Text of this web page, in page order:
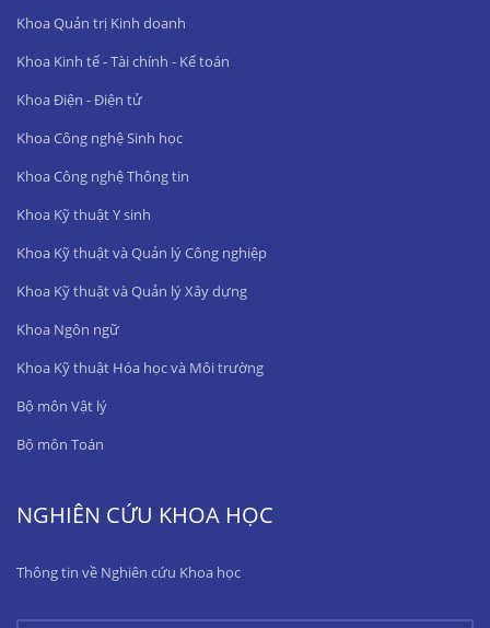
Khoa Quản trị Kinh doanh
Khoa Kinh tế - Tài chính - Kế toán
Khoa Điện - Điện tử
Khoa Công nghệ Sinh học
Khoa Công nghệ Thông tin
Khoa Kỹ thuật Y sinh
Khoa Kỹ thuật và Quản lý Công nghiệp
Khoa Kỹ thuật và Quản lý Xây dựng
Khoa Ngôn ngữ
Khoa Kỹ thuật Hóa học và Môi trường
Bộ môn Vật lý
Bộ môn Toán
NGHIÊN CỨU KHOA HỌC
Thông tin về Nghiên cứu Khoa học